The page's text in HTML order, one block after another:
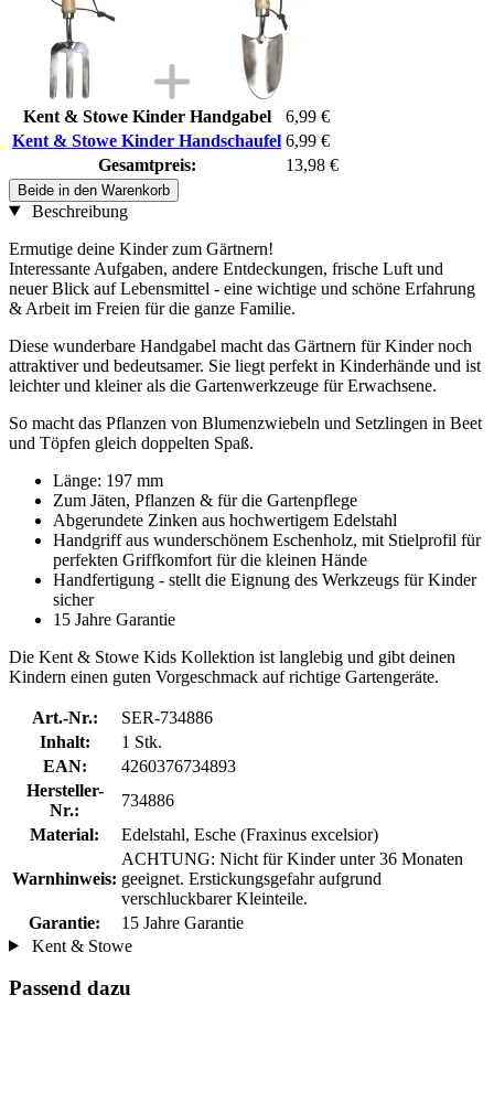
Kent & Stowe Kinder Handgabel
6,99 €
Kent & Stowe Kinder Handschaufel 6,99 €
Gesamtpreis:
13,98 €
Beide in den Warenkorb
Beschreibung
Ermutige deine Kinder zum Gärtnern!
Interessante Aufgaben, andere Entdeckungen, frische Luft und
neuer Blick auf Lebensmittel - eine wichtige und schöne Erfahrung
& Arbeit im Freien für die ganze Familie.
Diese wunderbare Handgabel macht das Gärtnern für Kinder noch
attraktiver und bedeutsamer. Sie liegt perfekt in Kinderhände und ist
leichter und kleiner als die Gartenwerkzeuge für Erwachsene.
So macht das Pflanzen von Blumenzwiebeln und Setzlingen in Beet
und Töpfen gleich doppelten Spaß.
Länge: 197 mm
Zum Jäten, Pflanzen & für die Gartenpflege
Abgerundete Zinken aus hochwertigem Edelstahl
Handgriff aus wunderschönem Eschenholz, mit Stielprofil für
perfekten Griffkomfort für die kleinen Hände
Handfertigung - stellt die Eignung des Werkzeugs für Kinder
sicher
15 Jahre Garantie
Die Kent & Stowe Kids Kollektion ist langlebig und gibt deinen
Kindern einen guten Vorgeschmack auf richtige Gartengeräte.
Art.-Nr.:
SER-734886
Inhalt:
1 Stk.
EAN:
4260376734893
Hersteller-
Nr.:
734886
Material:
Edelstahl, Esche (Fraxinus excelsior)
Warnhinweis:
ACHTUNG: Nicht für Kinder unter 36 Monaten
geeignet. Erstickungsgefahr aufgrund
verschluckbarer Kleinteile.
Garantie:
15 Jahre Garantie
Kent & Stowe
Passend dazu